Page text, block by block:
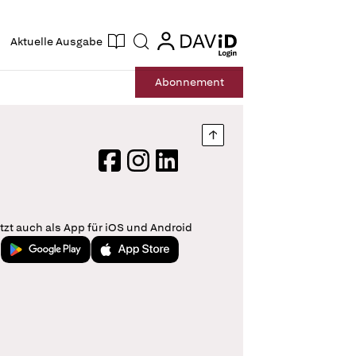
Aktuelle Ausgabe Suche login
login
Abonnement
Nach oben springen
FacebookInstagram
LinkedIn
auch als App für iOS und Android
Jetzt bei Google PlayLaden im App Store